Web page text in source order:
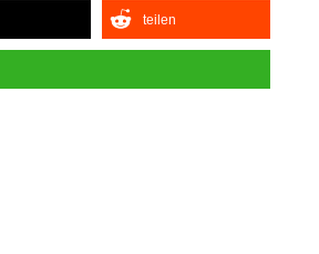
teilen